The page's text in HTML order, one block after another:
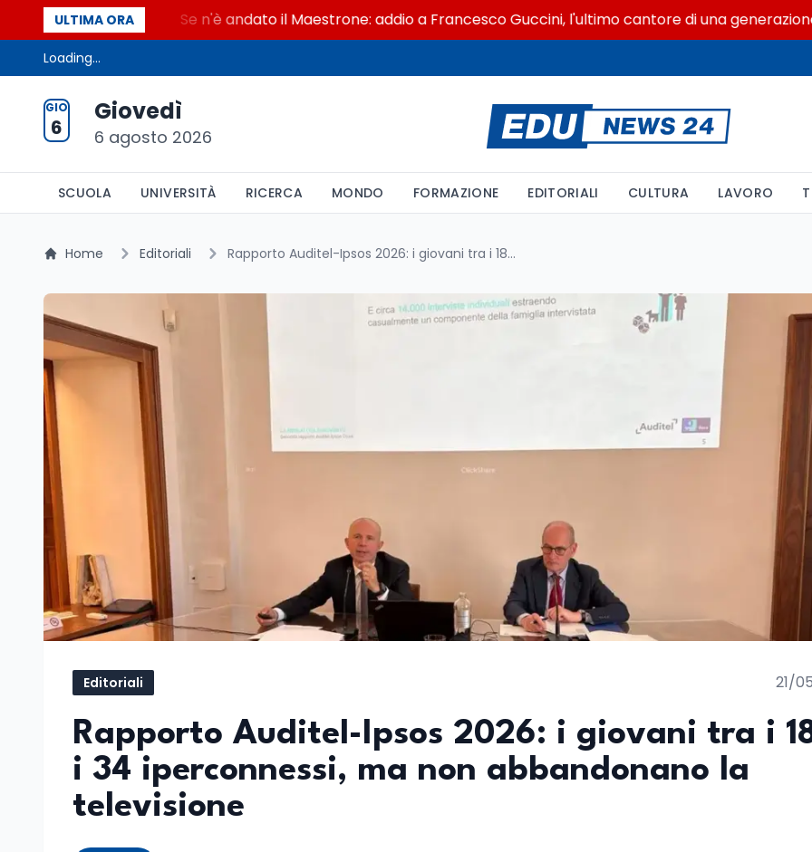
ULTIMA ORA Se n'è andato il Maestrone: addio a Francesco Guccini, l'ultimo cantore di una generazione
Loading...
GIO
6
Giovedì
6 agosto 2026
SCUOLA UNIVERSITÀ RICERCA MONDO FORMAZIONE EDITORIALI CULTURA LAVORO
Home Editoriali Rapporto Auditel-Ipsos 2026: i giovani tra i 18 e i 34 iperconnessi, ma non abbandonano la televisione
Editoriali 21/
Rapporto Auditel-Ipsos 2026: i giovani tra i
i 34 iperconnessi, ma non abbandonano la
televisione